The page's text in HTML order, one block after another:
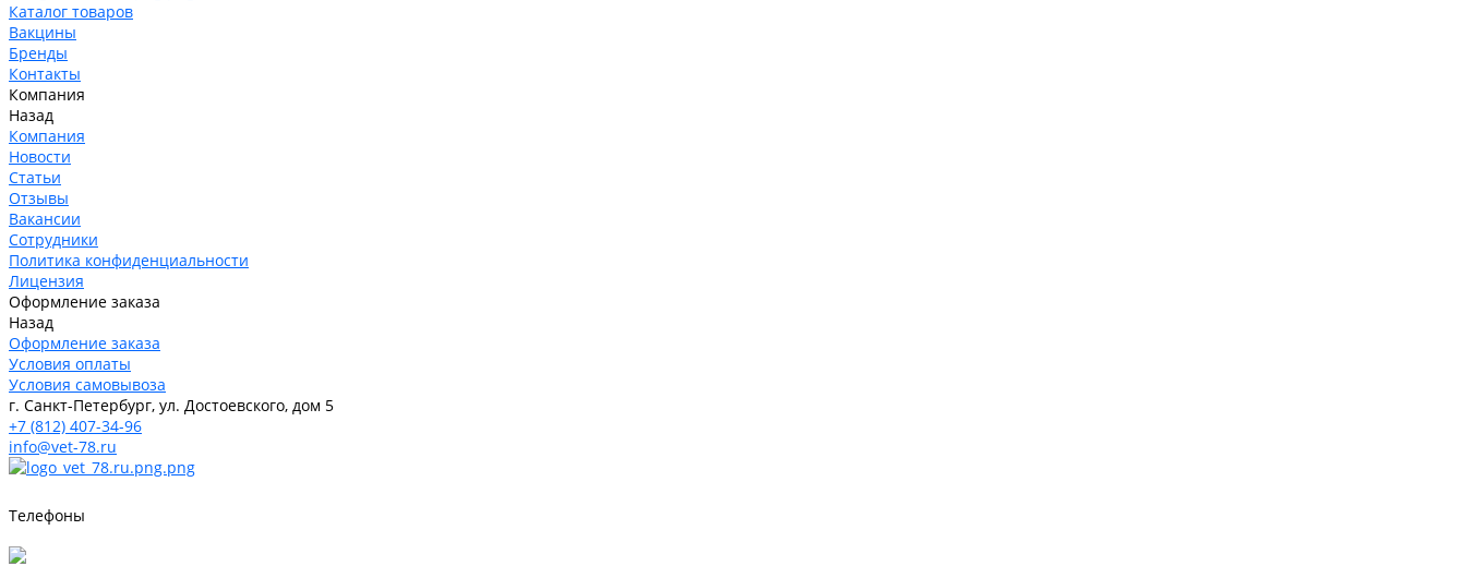
Каталог товаров
Вакцины
Бренды
Контакты
Компания
Назад
Компания
Новости
Статьи
Отзывы
Вакансии
Сотрудники
Политика конфиденциальности
Лицензия
Оформление заказа
Назад
Оформление заказа
Условия оплаты
Условия самовывоза
г. Санкт-Петербург, ул. Достоевского, дом 5
+7 (812) 407-34-96
info@vet-78.ru
Телефоны